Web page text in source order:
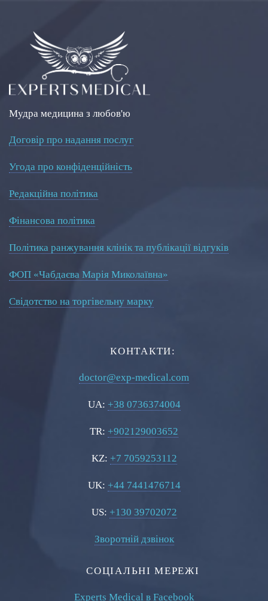
Мудра медицина з любов'ю
Договір про надання послуг
Угода про конфіденційність
Редакційна політика
Фінансова політика
Політика ранжування клінік та публікації відгуків
ФОП «Чабдаєва Марія Миколаївна»
Свідотство на торгівельну марку
КОНТАКТИ:
doctor@exp-medical.com
UA: +38 0736374004
TR: +902129003652
KZ: +7 7059253112
UK: +44 7441476714
US: +130 39702072
Зворотній дзвінок
СОЦІАЛЬНІ МЕРЕЖІ
Experts Medical в Facebook